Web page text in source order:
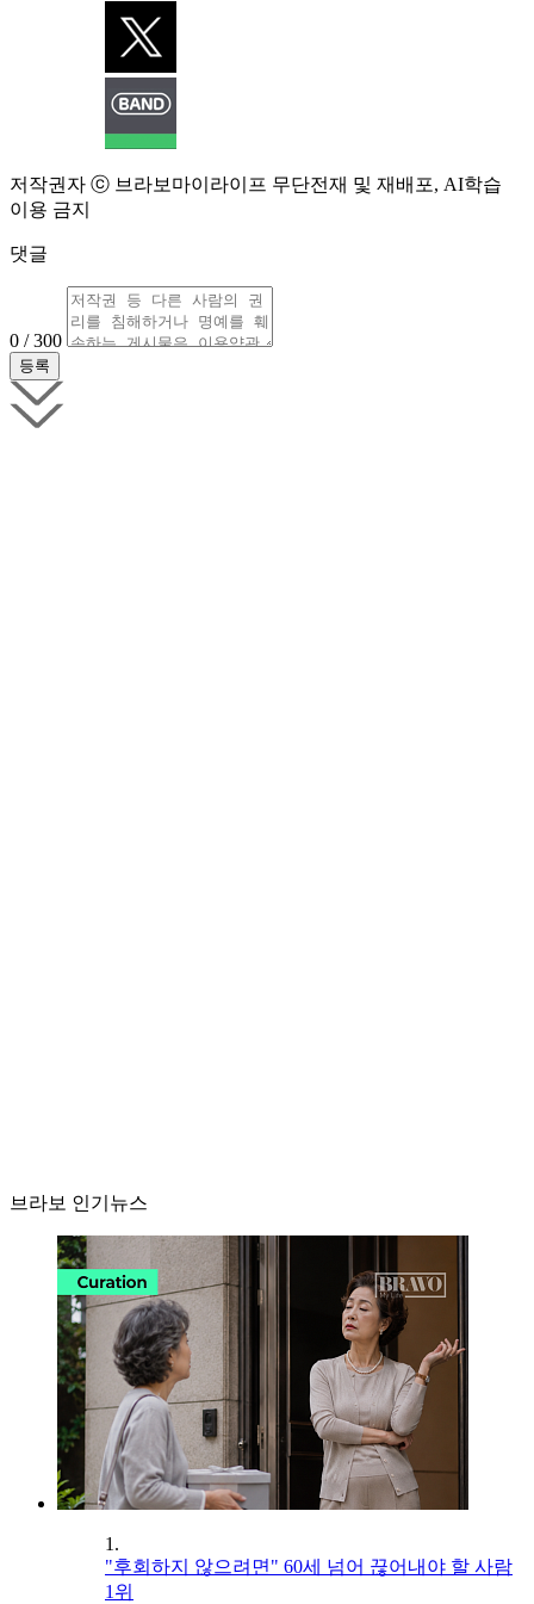
저작권자 ⓒ 브라보마이라이프 무단전재 및 재배포, AI학습
이용 금지
댓글
0 / 300
브라보 인기뉴스
1.
"후회하지 않으려면" 60세 넘어 끊어내야 할 사람
1위